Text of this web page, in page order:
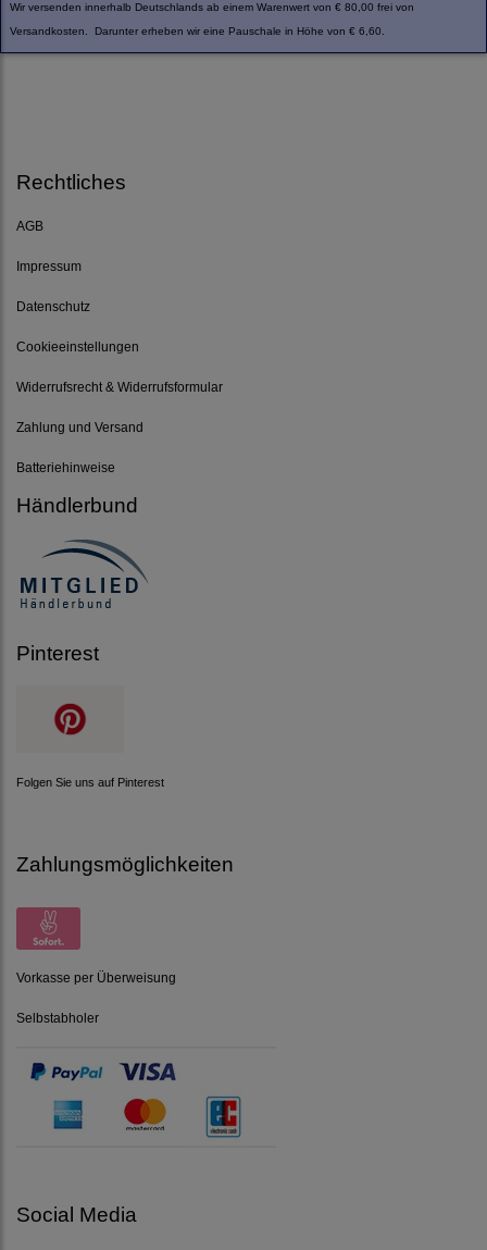
Wir versenden innerhalb Deutschlands ab einem Warenwert von € 80,00 frei von
Versandkosten. Darunter erheben wir eine Pauschale in Höhe von € 6,60.
Rechtliches
AGB
Impressum
Datenschutz
Cookieeinstellungen
Widerrufsrecht & Widerrufsformular
Zahlung und Versand
Batteriehinweise
Händlerbund
Pinterest
Folgen Sie uns auf Pinterest
Zahlungsmöglichkeiten
Vorkasse per Überweisung
Selbstabholer
Social Media